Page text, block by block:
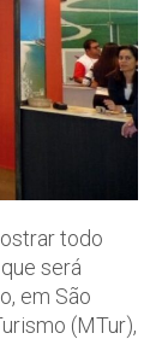
todo
será
em São
(MTur),